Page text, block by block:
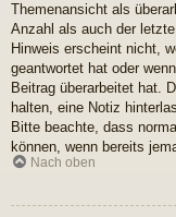
Themenansicht als
Anzahl als auch der
Hinweis erscheint nicht,
geantwortet hat oder
Beitrag überarbeitet hat.
halten, eine Notiz
Bitte beachte, dass
können, wenn bereits
Nach oben